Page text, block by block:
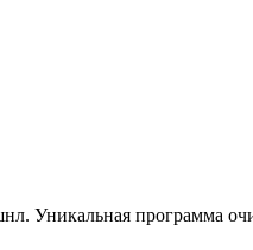
Уникальная программа